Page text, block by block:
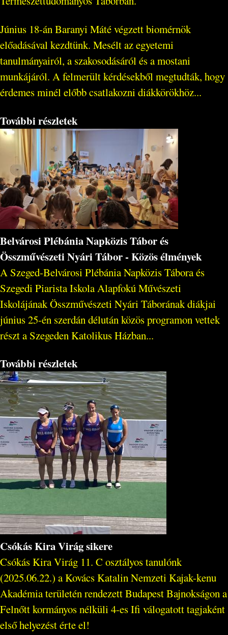
Június 18-án Baranyi Máté végzett biomérnök
előadásával kezdtünk. Mesélt az egyetemi
tanulmányairól, a szakosodásáról és a mostani
munkájáról. A felmerült kérdésekből megtudták, hogy
érdemes minél előbb csatlakozni diákkörökhöz...
További részletek
Belvárosi Plébánia Napközis Tábor és
Összművészeti Nyári Tábor - Közös élmények
A Szeged-Belvárosi Plébánia Napközis Tábora és
Szegedi Piarista Iskola Alapfokú Művészeti
Iskolájának Összművészeti Nyári Táborának diákjai
június 25-én szerdán délután közös programon vettek
részt a Szegeden Katolikus Házban...
További részletek
Csókás Kira Virág sikere
Csókás Kira Virág 11. C osztályos tanulónk
(2025.06.22.) a Kovács Katalin Nemzeti Kajak-kenu
Akadémia területén rendezett Budapest Bajnokságon a
Felnőtt kormányos nélküli 4-es Ifi válogatott tagjaként
első helyezést érte el!